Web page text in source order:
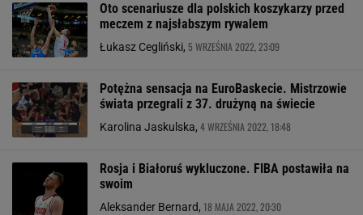
Oto scenariusze dla polskich koszykarzy przed
meczem z najsłabszym rywalem
Łukasz Cegliński, 5 WRZEŚNIA 2022, 23:09
Potężna sensacja na EuroBaskecie. Mistrzowie
świata przegrali z 37. drużyną na świecie
Karolina Jaskulska, 4 WRZEŚNIA 2022, 18:48
Rosja i Białoruś wykluczone. FIBA postawiła na
swoim
Aleksander Bernard, 18 MAJA 2022, 20:30